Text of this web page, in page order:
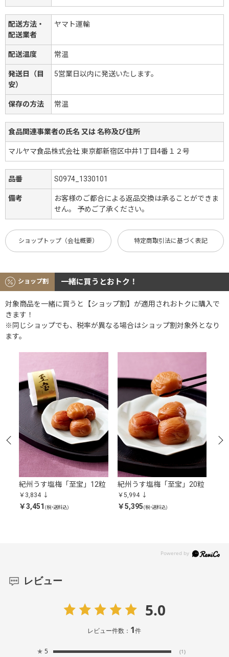
配送方法・
配送業者
ヤマト運輸
配送温度 常温
発送日（目
安）
5営業日以内に発送いたします。
保存の方法 常温
食品関連事業者の氏名 又は 名称及び住所
マルヤマ食品株式会社 東京都新宿区中井1丁目4番１２号
品番 S0974_1330101
備考
お客様のご都合による返品交換は承ることができま
せん。 予めご了承ください。
ショップトップ（会社概要） 特定商取引法に基づく表記
ショップ割 一緒に買うとおトク！
対象商品を一緒に買うと【ショップ割】が適用されおトクに購入で
きます！
※同じショップでも、税率が異なる場合はショップ割対象外となり
ます。
紀州うす塩梅「至宝」12粒
￥3,834
￥3,451 (税・送料込)
紀州うす塩梅「至宝」20粒
￥5,994
￥5,395(税・送料込)
レビュー
5.0
レビュー件数： 1件
★ 5 (1)